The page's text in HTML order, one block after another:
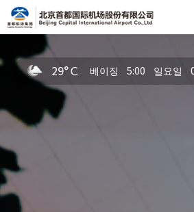
29°Ｃ 베이징 5:00 일요일